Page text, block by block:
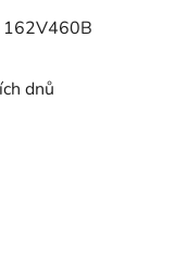
162V460B
dnů